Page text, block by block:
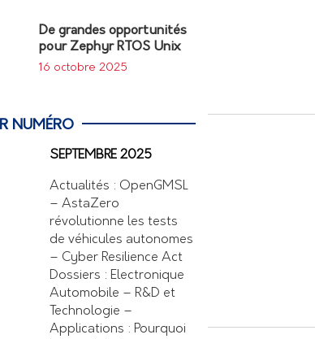
De grandes opportunités
pour Zephyr RTOS Unix
16 octobre 2025
NUMÉRO
SEPTEMBRE 2025
Actualités : OpenGMSL
– AstaZero
révolutionne les tests
de véhicules autonomes
– Cyber Resilience Act
Dossiers : Electronique
Automobile – R&D et
Technologie –
Applications : Pourquoi